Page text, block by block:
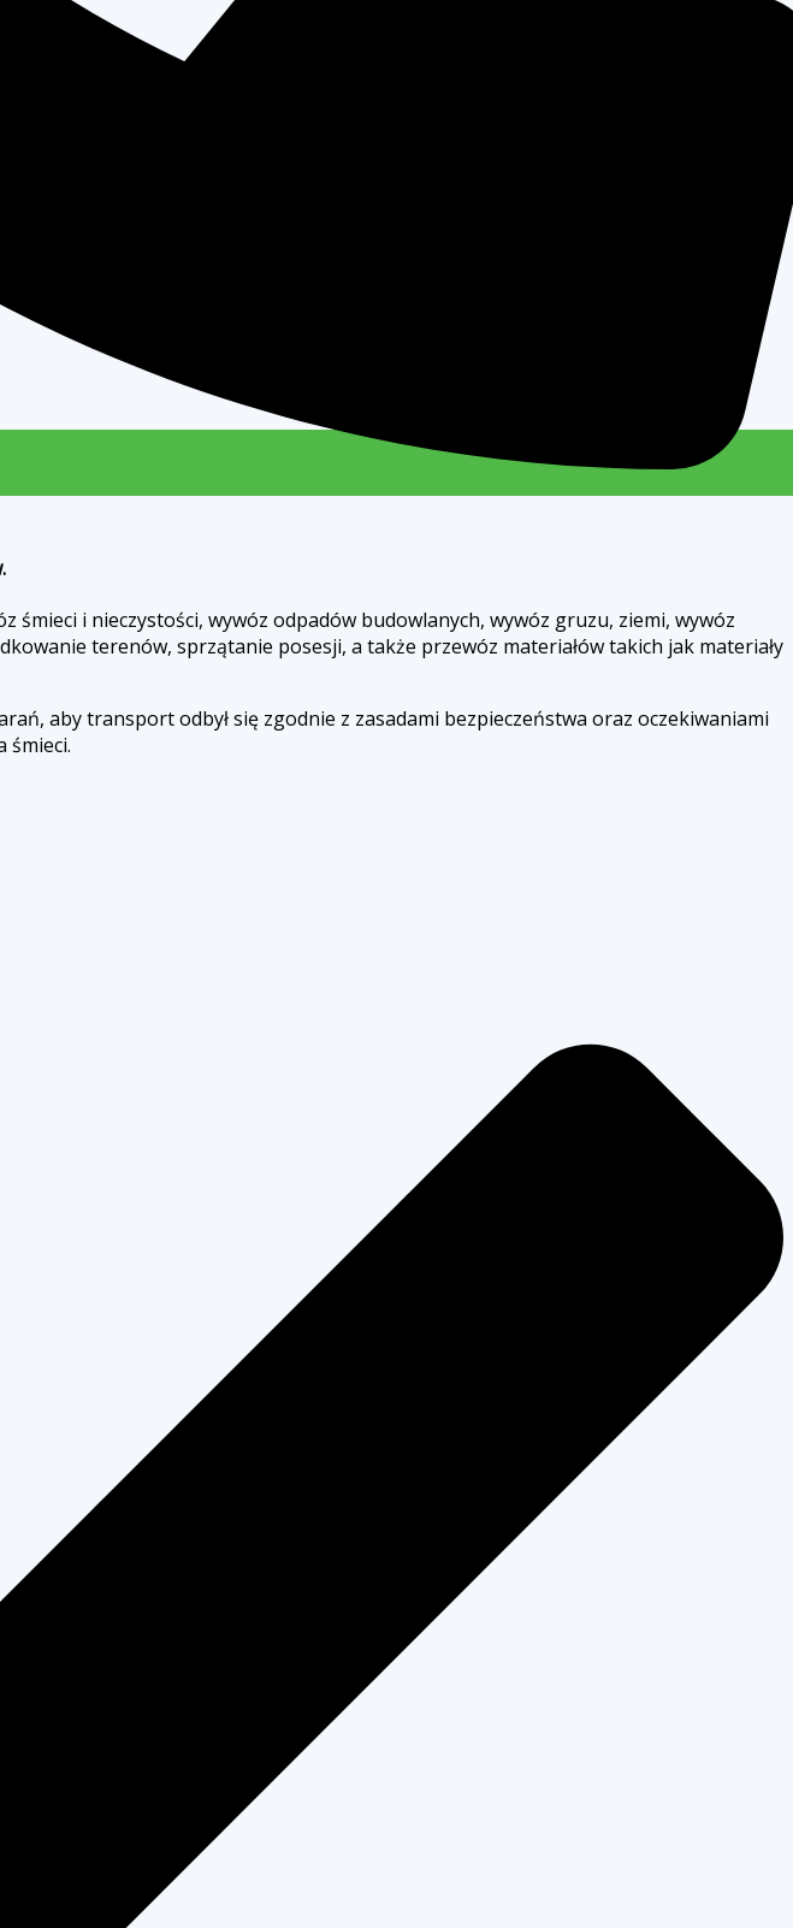
śmieci i nieczystości, wywóz odpadów budowlanych, wywóz gruzu, ziemi, wywóz
terenów, sprzątanie posesji, a także przewóz materiałów takich jak materiały
aby transport odbył się zgodnie z zasadami bezpieczeństwa oraz oczekiwaniami
śmieci.